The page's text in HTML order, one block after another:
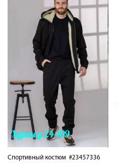
Спортивный костюм #23457336